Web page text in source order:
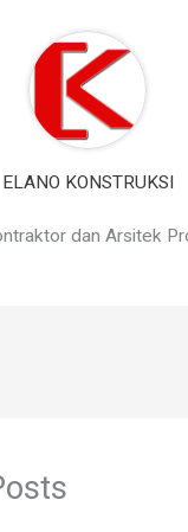
ELANO KONSTRUKSI
dan Arsitek